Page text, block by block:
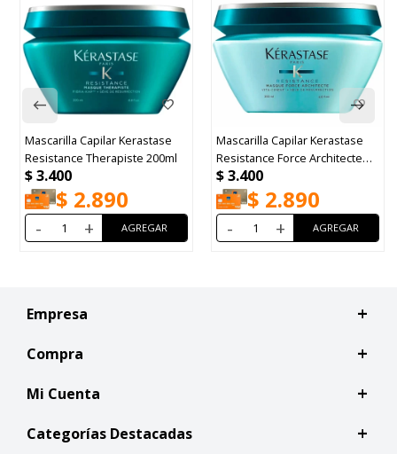
Mascarilla Capilar Kerastase
Resistance Therapiste 200ml
$3.400
$ 2.890
- +
Mascarilla Capilar Kerastase
Resistance Force Architecte
200ml
$3.400
$ 2.890
- +
Empresa
Compra
Mi Cuenta
Categorías Destacadas